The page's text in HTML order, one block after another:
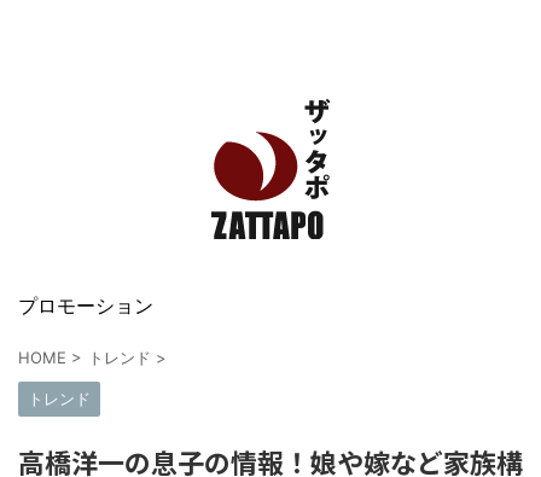
プロモーション
HOME > トレンド >
トレンド
高橋洋一の息子の情報！娘や嫁など家族構